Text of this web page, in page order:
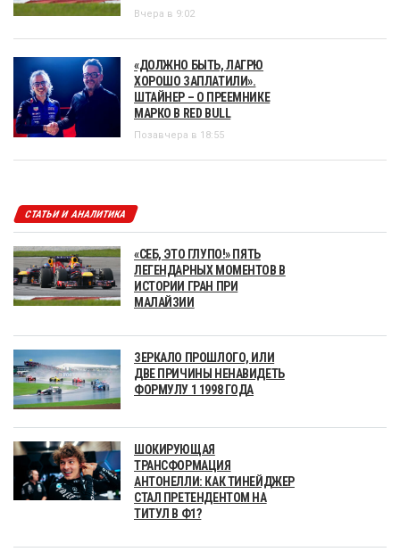
Вчера в 9:02
«ДОЛЖНО БЫТЬ, ЛАГРЮ
ХОРОШО ЗАПЛАТИЛИ».
ШТАЙНЕР – О ПРЕЕМНИКЕ
МАРКО В RED BULL
Позавчера в 18:55
СТАТЬИ И АНАЛИТИКА
«СЕБ, ЭТО ГЛУПО!» ПЯТЬ
ЛЕГЕНДАРНЫХ МОМЕНТОВ В
ИСТОРИИ ГРАН ПРИ
МАЛАЙЗИИ
ЗЕРКАЛО ПРОШЛОГО, ИЛИ
ДВЕ ПРИЧИНЫ НЕНАВИДЕТЬ
ФОРМУЛУ 1 1998 ГОДА
ШОКИРУЮЩАЯ
ТРАНСФОРМАЦИЯ
АНТОНЕЛЛИ: КАК ТИНЕЙДЖЕР
СТАЛ ПРЕТЕНДЕНТОМ НА
ТИТУЛ В Ф1?